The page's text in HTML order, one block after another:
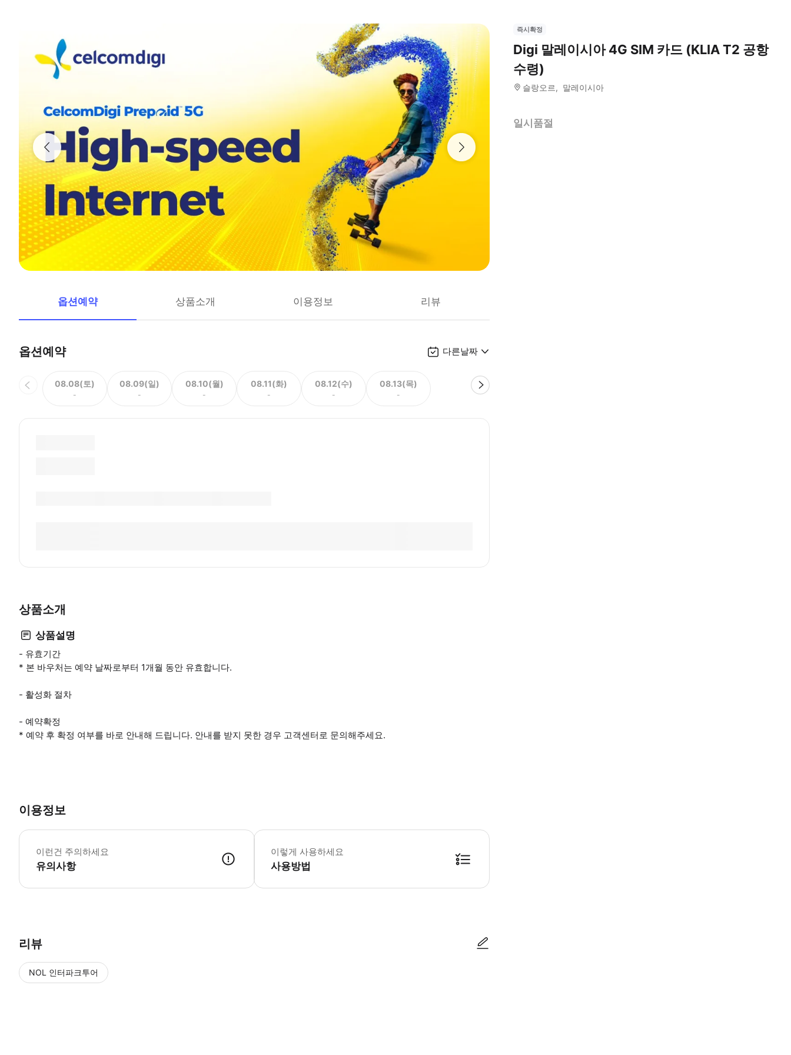
옵션예약 상품소개 이용정보 리뷰
옵션예약 다른날짜
08.08(토)
-
08.09(일)
-
08.10(월)
-
08.11(화)
-
08.12(수)
-
08.13(목)
-
상품소개
상품설명
- 유효기간
* 본 바우처는 예약 날짜로부터 1개월 동안 유효합니다.
- 활성화 절차
- 예약확정
* 예약 후 확정 여부를 바로 안내해 드립니다. 안내를 받지 못한 경우 고객센터로 문의해주세요.
이용정보
이런건 주의하세요
유의사항
주의사항: SIM 카드를 올바른 Digi 픽업 위치(KLIA T2)에서 교환하고 수령하세요.
- 사용 유의사항 * 참고: 이 제안은 말레이시아 여권 소지자가 아닌 경우에만 해당됩니다. * *128 #로 전화를 걸면 데이터 사용량을 확인할 수 있습니다. *
이렇게 사용하세요
사용방법
리뷰
NOL 인터파크투어
즉시확정
Digi 말레이시아 4G SIM 카드 (KLIA T2 공항
수령)
슬랑오르 말레이시아
일시품절